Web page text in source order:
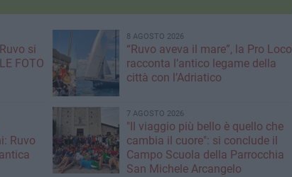
si
FOTO
8 AGOSTO 2026
“Ruvo aveva il mare”, la Pro Loco
racconta l’antico legame della
città con l’Adriatico
Ruvo
7 AGOSTO 2026
"Il viaggio più bello è quello che
cambia il cuore": si conclude il
Campo Scuola della Parrocchia
San Michele Arcangelo